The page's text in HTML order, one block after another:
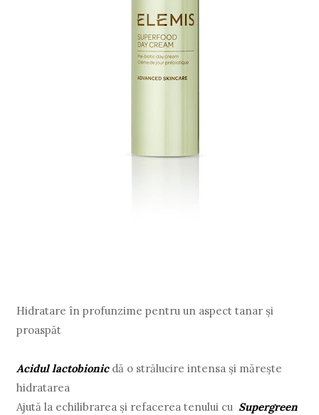
Hidratare în profunzime pentru un aspect tanar și
proaspăt
Acidul lactobionicdă o strălucire intensa și mărește
hidratarea
Ajută la echilibrarea și refacerea tenului cu Supergreen